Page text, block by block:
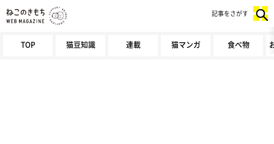
TOP 猫豆知識 連載 猫マンガ 食べ物
記事をさがす